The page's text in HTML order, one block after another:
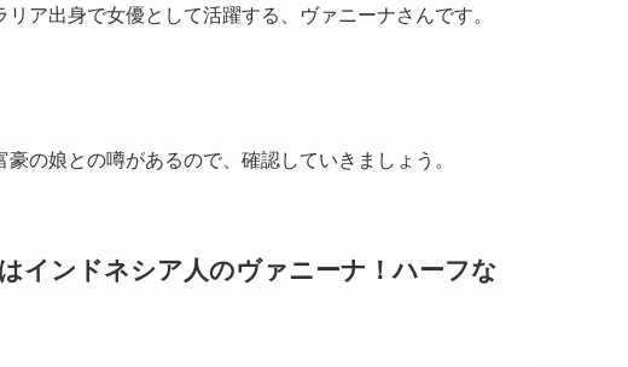
ア出身で女優として活躍する、ヴァニーナさんです。
の娘との噂があるので、確認していきましょう。
インドネシア人のヴァニーナ！ハーフな